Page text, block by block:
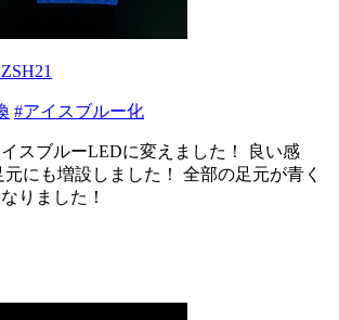
#アイスブルー化
スブルーLEDに変えました！ 良い感
にも増設しました！ 全部の足元が青く
りました！